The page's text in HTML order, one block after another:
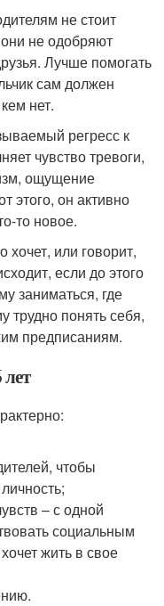
не стоит
не одобряют
Лучше помогать
сам должен
нет.
регресс к
чувство тревоги,
ощущение
этого, он активно
то новое.
хочет, или говорит,
если до этого
заниматься, где
трудно понять себя,
предписаниям.
чтобы
– с одной
социальным
жить в свое